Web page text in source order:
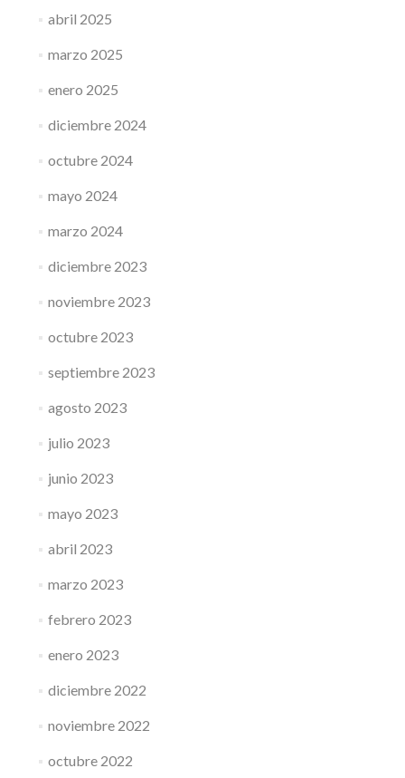
abril 2025
marzo 2025
enero 2025
diciembre 2024
octubre 2024
mayo 2024
marzo 2024
diciembre 2023
noviembre 2023
octubre 2023
septiembre 2023
agosto 2023
julio 2023
junio 2023
mayo 2023
abril 2023
marzo 2023
febrero 2023
enero 2023
diciembre 2022
noviembre 2022
octubre 2022